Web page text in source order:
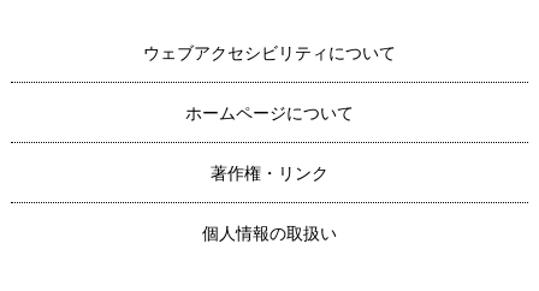
ウェブアクセシビリティについて
ホームページについて
著作権・リンク
個人情報の取扱い